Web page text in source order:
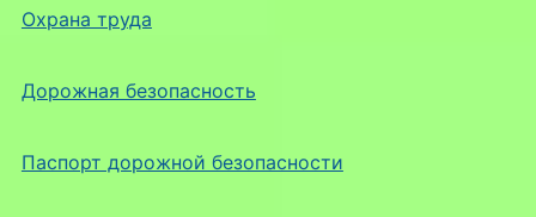
Охрана труда
Дорожная безопасность
Паспорт дорожной безопасности